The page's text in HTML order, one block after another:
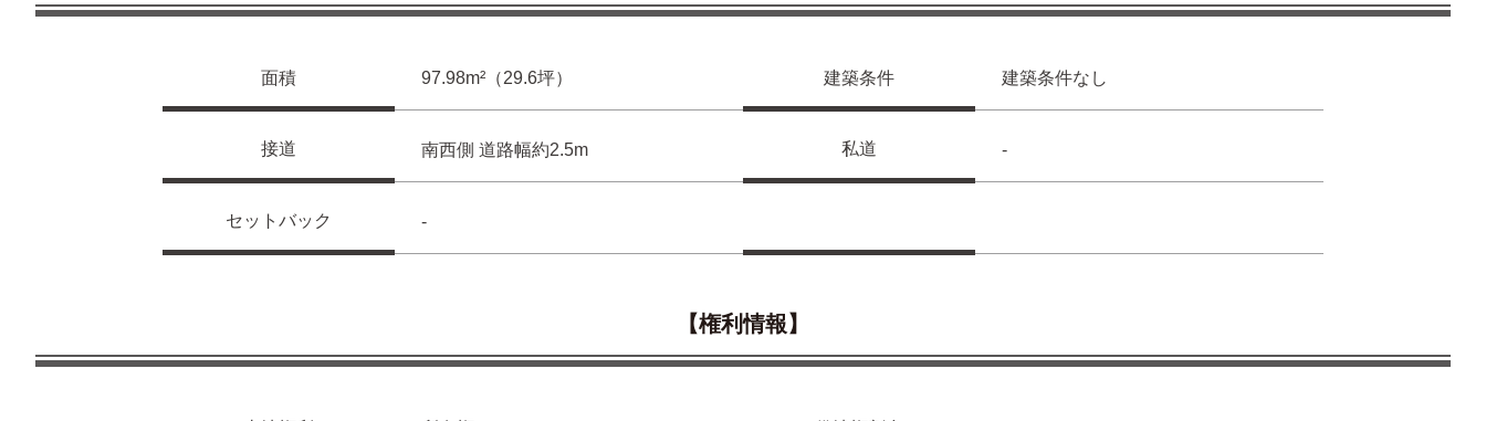
面積 97.98m²（29.6坪） 建築条件 建築条件なし
接道 南西側 道路幅約2.5m 私道 -
セットバック -
【権利情報】